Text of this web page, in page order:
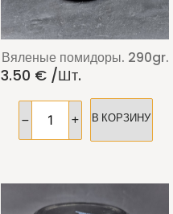
Вяленые помидоры. 290gr.
3.50 € /шт.
В КОРЗИНУ